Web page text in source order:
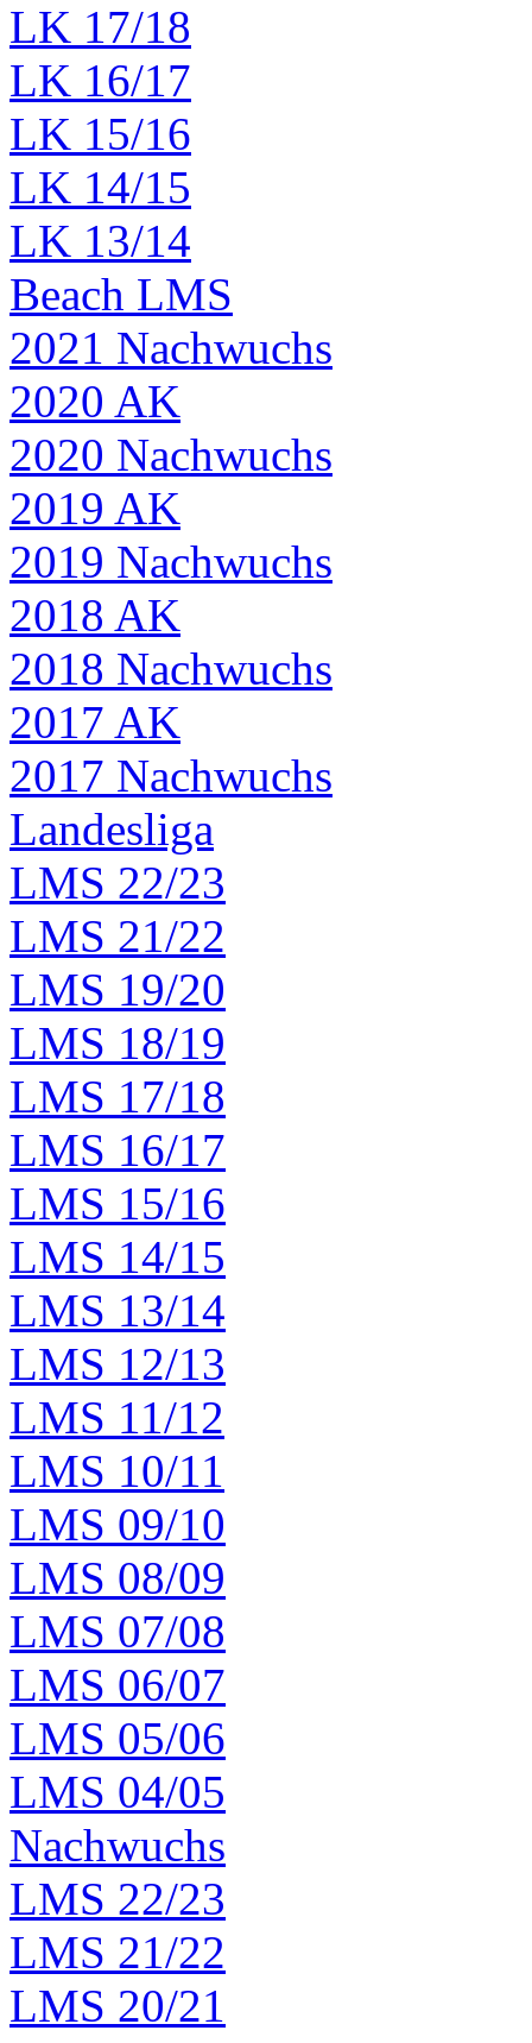
LK 17/18
LK 16/17
LK 15/16
LK 14/15
LK 13/14
Beach LMS
2021 Nachwuchs
2020 AK
2020 Nachwuchs
2019 AK
2019 Nachwuchs
2018 AK
2018 Nachwuchs
2017 AK
2017 Nachwuchs
Landesliga
LMS 22/23
LMS 21/22
LMS 19/20
LMS 18/19
LMS 17/18
LMS 16/17
LMS 15/16
LMS 14/15
LMS 13/14
LMS 12/13
LMS 11/12
LMS 10/11
LMS 09/10
LMS 08/09
LMS 07/08
LMS 06/07
LMS 05/06
LMS 04/05
Nachwuchs
LMS 22/23
LMS 21/22
LMS 20/21